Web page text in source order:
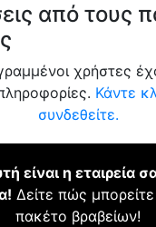
από τους
χρήστες
Κάντε
συνδεθείτε.
είναι η εταιρεία
Δείτε πώς
πακέτο βραβείων!